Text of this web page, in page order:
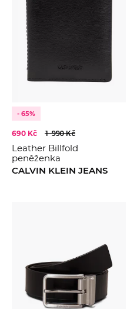
- 65%
690 Kč 1 990 Kč
Leather Billfold
peněženka
CALVIN KLEIN JEANS